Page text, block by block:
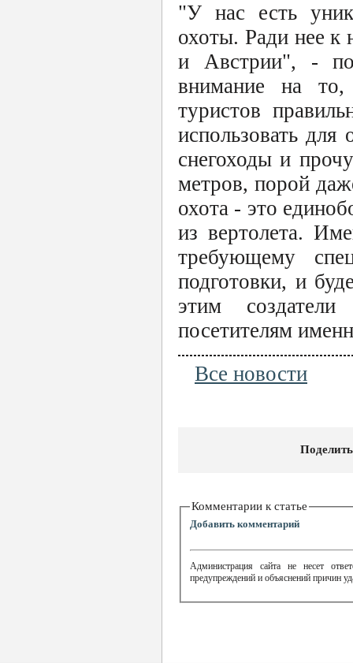
"У нас есть
охоты. Ради нее к
и Австрии", -
внимание на то,
туристов
использовать
снегоходы и
метров, порой
охота - это
из вертолета.
требующему
подготовки, и
этим
посетителям
Все новости
Комментарии к статье
Добавить комментарий
Администрация сайта не несет
предупреждений и объяснений причин